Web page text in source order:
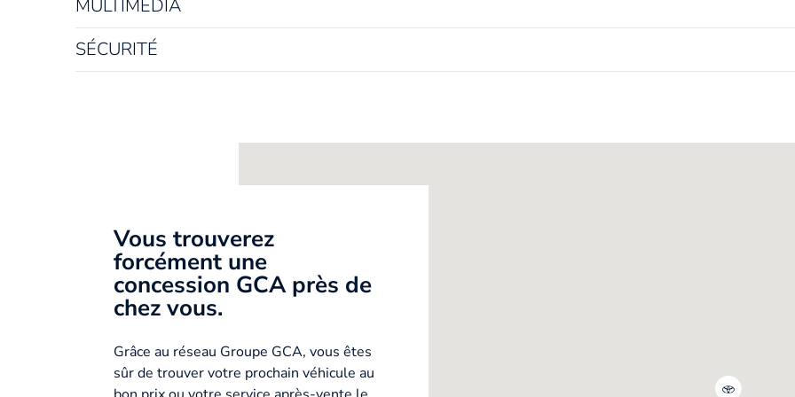
MULTIMÉDIA
SÉCURITÉ
Vous trouverez
forcément une
concession GCA près de
chez vous.
Grâce au réseau Groupe GCA, vous êtes
sûr de trouver votre prochain véhicule au